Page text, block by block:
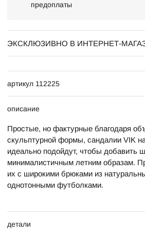
предоплаты
ЭКСКЛЮЗИВНО В ИНТЕРНЕТ-
артикул 112225
описание
Простые, но фактурные благодаря
скульптурной формы, сандалии VIK
идеально подойдут, чтобы добавить
минималистичным летним образам.
их с широкими брюками из
однотонными футболками.
детали